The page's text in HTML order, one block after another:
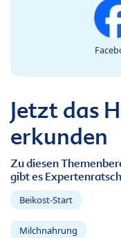
Jetzt das
erkunden
Zu diesen
gibt es
Beikost-Start
Milchnahrung